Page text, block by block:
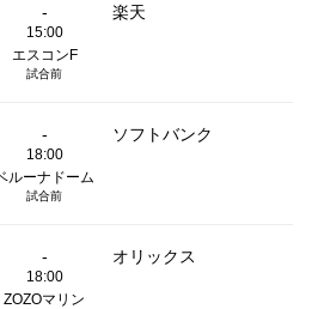
- 楽天
15:00
エスコンF
試合前
- ソフトバンク
18:00
ルーナドーム
試合前
- オリックス
18:00
ZOZOマリン